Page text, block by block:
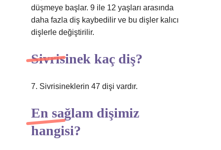
düşmeye başlar. 9 ile 12 yaşları arasında
daha fazla diş kaybedilir ve bu dişler kalıcı
dişlerle değiştirilir.
Sivrisinek kaç diş?
7. Sivrisineklerin 47 dişi vardır.
En sağlam dişimiz
hangisi?